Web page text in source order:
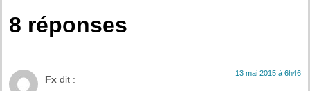
8 réponses
Fx dit :
13 mai 2015 à 6h46